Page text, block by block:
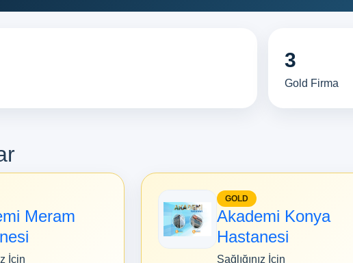
3
Gold Firma
Meram
İçin
GOLD
Akademi Konya
Hastanesi
Sağlığınız İçin